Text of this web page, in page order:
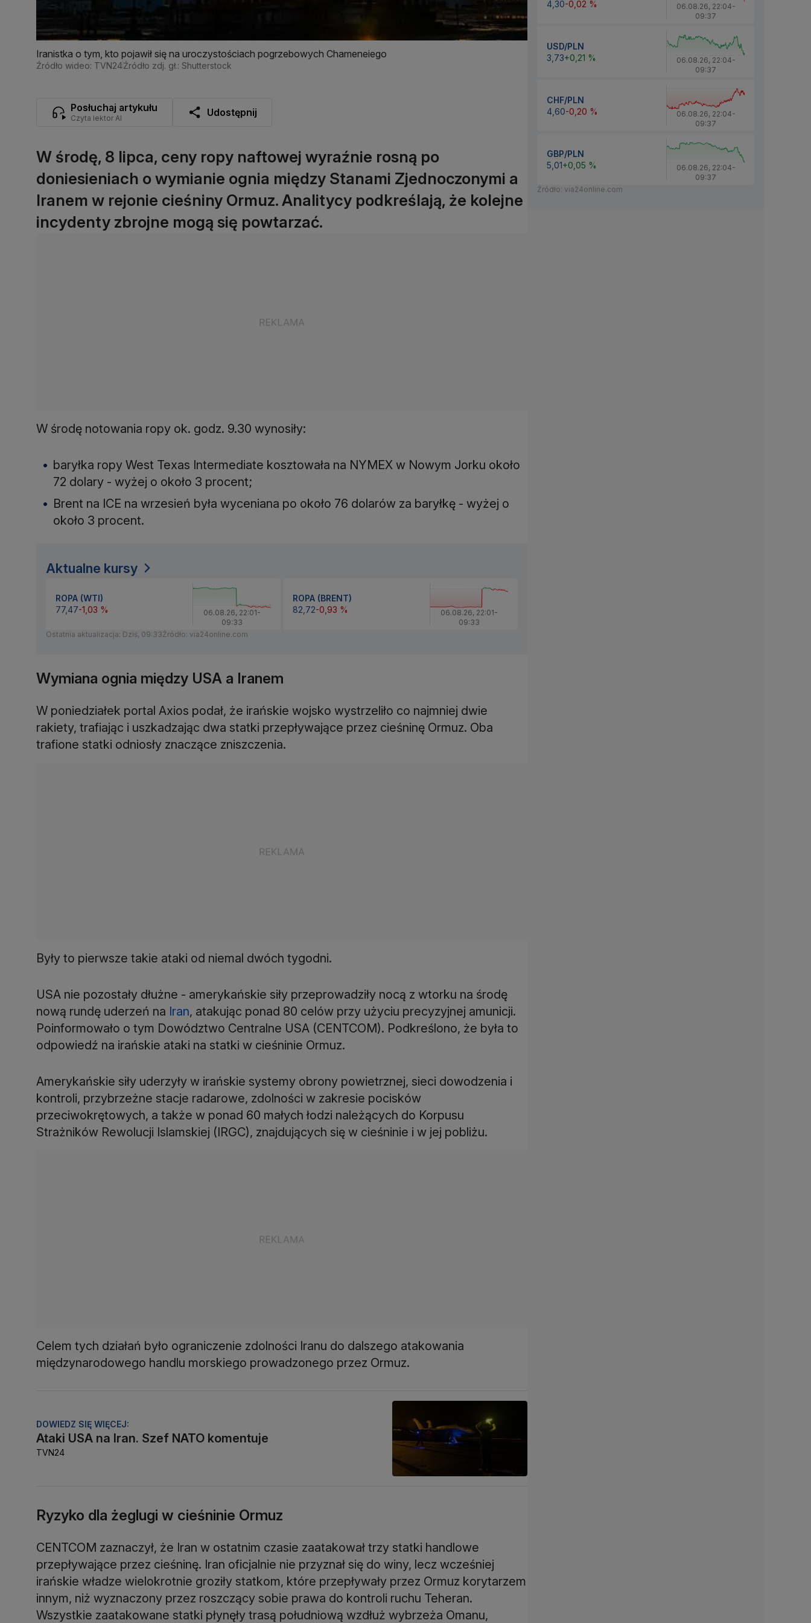
Iranistka o tym, kto pojawił się na uroczystościach pogrzebowych Chameneiego
Źródło wideo: TVN24Źródło zdj. gł.: Shutterstock
Posłuchaj artykułu
Czyta lektor AI Udostępnij
W środę, 8 lipca, ceny ropy naftowej wyraźnie rosną po
doniesieniach o wymianie ognia między Stanami Zjednoczonymi a
Iranem w rejonie cieśniny Ormuz. Analitycy podkreślają, że kolejne
incydenty zbrojne mogą się powtarzać.
W środę notowania ropy ok. godz. 9.30 wynosiły:
baryłka ropy West Texas Intermediate kosztowała na NYMEX w Nowym Jorku około
72 dolary - wyżej o około 3 procent;
Brent na ICE na wrzesień była wyceniana po około 76 dolarów za baryłkę - wyżej o
około 3 procent.
Aktualne kursy
ROPA (WTI)
77,47-1,03 % 06.08.26, 22:01-
09:33
ROPA (BRENT)
82,72-0,93 % 06.08.26, 22:01-
09:33
Ostatnia aktualizacja: Dziś, 09:33Źródło: via24online.com
Wymiana ognia między USA a Iranem
W poniedziałek portal Axios podał, że irańskie wojsko wystrzeliło co najmniej dwie
rakiety, trafiając i uszkadzając dwa statki przepływające przez cieśninę Ormuz. Oba
trafione statki odniosły znaczące zniszczenia.
Były to pierwsze takie ataki od niemal dwóch tygodni.
USA nie pozostały dłużne - amerykańskie siły przeprowadziły nocą z wtorku na środę
nową rundę uderzeń na Iran, atakując ponad 80 celów przy użyciu precyzyjnej amunicji.
Poinformowało o tym Dowództwo Centralne USA (CENTCOM). Podkreślono, że była to
odpowiedź na irańskie ataki na statki w cieśninie Ormuz.
Amerykańskie siły uderzyły w irańskie systemy obrony powietrznej, sieci dowodzenia i
kontroli, przybrzeżne stacje radarowe, zdolności w zakresie pocisków
przeciwokrętowych, a także w ponad 60 małych łodzi należących do Korpusu
Strażników Rewolucji Islamskiej (IRGC), znajdujących się w cieśninie i w jej pobliżu.
Celem tych działań było ograniczenie zdolności Iranu do dalszego atakowania
międzynarodowego handlu morskiego prowadzonego przez Ormuz.
DOWIEDZ SIĘ WIĘCEJ:
Ataki USA na Iran. Szef NATO komentuje
TVN24
Ryzyko dla żeglugi w cieśninie Ormuz
CENTCOM zaznaczył, że Iran w ostatnim czasie zaatakował trzy statki handlowe
przepływające przez cieśninę. Iran oficjalnie nie przyznał się do winy, lecz wcześniej
irańskie władze wielokrotnie groziły statkom, które przepływały przez Ormuz korytarzem
innym, niż wyznaczony przez roszczący sobie prawa do kontroli ruchu Teheran.
Wszystkie zaatakowane statki płynęły trasą południową wzdłuż wybrzeża Omanu,
4,30-0,02 % 06.08.26, 22:04-
09:37
USD/PLN
3,73+0,21 % 06.08.26, 22:04-
09:37
CHF/PLN
4,60-0,20 % 06.08.26, 22:04-
09:37
GBP/PLN
5,01+0,05 % 06.08.26, 22:04-
09:37
Źródło: via24online.com